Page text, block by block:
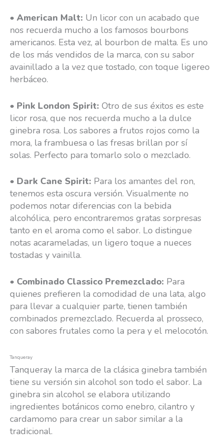
• American Malt: Un licor con un acabado que
nos recuerda mucho a los famosos bourbons
americanos. Esta vez, al bourbon de malta. Es uno
de los más vendidos de la marca, con su sabor
avainillado a la vez que tostado, con toque ligereo
herbáceo.
• Pink London Spirit: Otro de sus éxitos es este
licor rosa, que nos recuerda mucho a la dulce
ginebra rosa. Los sabores a frutos rojos como la
mora, la frambuesa o las fresas brillan por sí
solas. Perfecto para tomarlo solo o mezclado.
• Dark Cane Spirit: Para los amantes del ron,
tenemos esta oscura versión. Visualmente no
podemos notar diferencias con la bebida
alcohólica, pero encontraremos gratas sorpresas
tanto en el aroma como el sabor. Lo distingue
notas acarameladas, un ligero toque a nueces
tostadas y vainilla.
• Combinado Classico Premezclado: Para
quienes prefieren la comodidad de una lata, algo
para llevar a cualquier parte, tienen también
combinados premezclado. Recuerda al prosseco,
con sabores frutales como la pera y el melocotón.
Tanqueray
Tanqueray la marca de la clásica ginebra también
tiene su versión sin alcohol son todo el sabor. La
ginebra sin alcohol se elabora utilizando
ingredientes botánicos como enebro, cilantro y
cardamomo para crear un sabor similar a la
tradicional.